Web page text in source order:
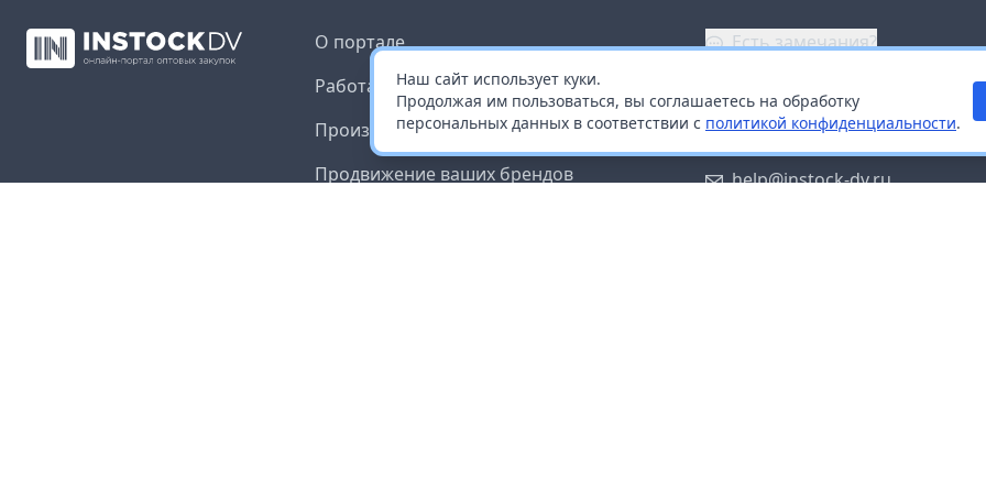
Наш сайт использует куки.
Продолжая им пользоваться, вы соглашаетесь на обработку
персональных данных в соответствии с политикой конфиденциальности.
О портале
Работа с платформой
Производителям и дистрибьюторам
Продвижение ваших брендов
Есть замечания?
Заказать звонок
help@instock-dv.ru